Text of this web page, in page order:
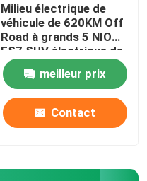
Milieu électrique de
véhicule de 620KM Off
Road à grands 5 NIO
ES7 SUV électrique de
portes
meilleur prix
Contact